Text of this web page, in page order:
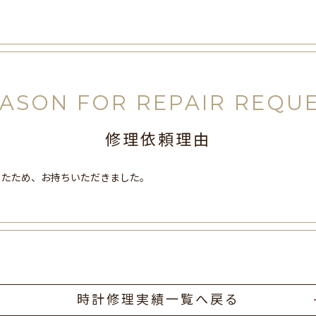
FOR REPAIR
修理依頼理由
ため、お持ちいただきました。
時計修理実績一覧へ戻る